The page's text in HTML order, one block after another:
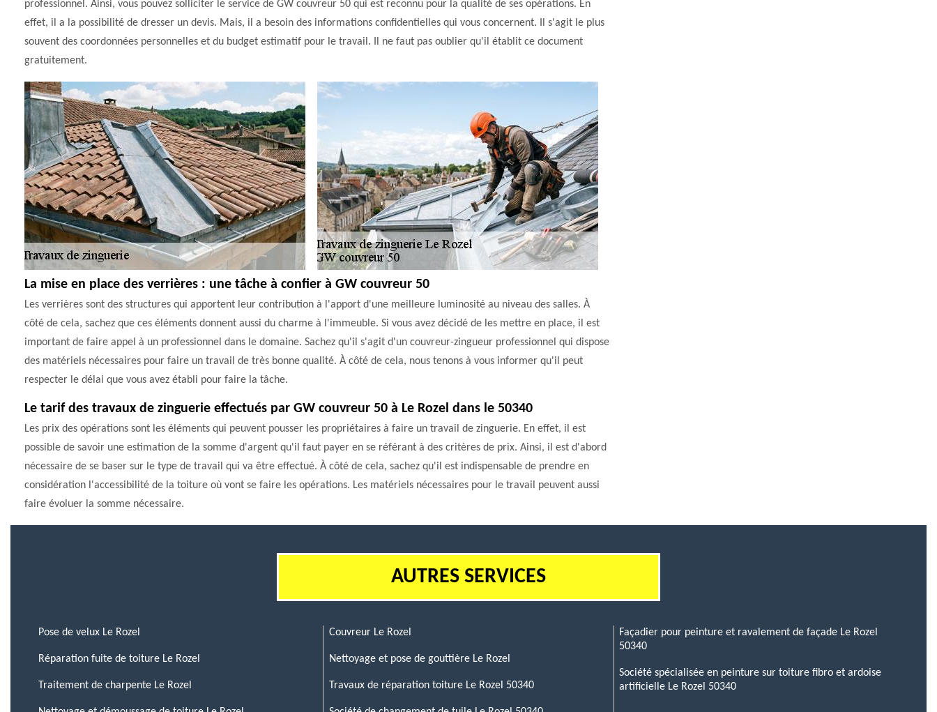
professionnel. Ainsi, vous pouvez solliciter le service de GW couvreur 50 qui est reconnu pour la qualité de ses opérations. En
effet, il a la possibilité de dresser un devis. Mais, il a besoin des informations confidentielles qui vous concernent. Il s'agit le plus
souvent des coordonnées personnelles et du budget estimatif pour le travail. Il ne faut pas oublier qu'il établit ce document
gratuitement.
La mise en place des verrières : une tâche à confier à GW couvreur 50
Les verrières sont des structures qui apportent leur contribution à l'apport d'une meilleure luminosité au niveau des salles. À
côté de cela, sachez que ces éléments donnent aussi du charme à l'immeuble. Si vous avez décidé de les mettre en place, il est
important de faire appel à un professionnel dans le domaine. Sachez qu'il s'agit d'un couvreur-zingueur professionnel qui dispose
des matériels nécessaires pour faire un travail de très bonne qualité. À côté de cela, nous tenons à vous informer qu'il peut
respecter le délai que vous avez établi pour faire la tâche.
Le tarif des travaux de zinguerie effectués par GW couvreur 50 à Le Rozel dans le 50340
Les prix des opérations sont les éléments qui peuvent pousser les propriétaires à faire un travail de zinguerie. En effet, il est
possible de savoir une estimation de la somme d'argent qu'il faut payer en se référant à des critères de prix. Ainsi, il est d'abord
nécessaire de se baser sur le type de travail qui va être effectué. À côté de cela, sachez qu'il est indispensable de prendre en
considération l'accessibilité de la toiture où vont se faire les opérations. Les matériels nécessaires pour le travail peuvent aussi
faire évoluer la somme nécessaire.
AUTRES SERVICES
Pose de velux Le Rozel
Réparation fuite de toiture Le Rozel
Traitement de charpente Le Rozel
Couvreur Le Rozel
Nettoyage et pose de gouttière Le Rozel
Travaux de réparation toiture Le Rozel 50340
Façadier pour peinture et ravalement de façade Le Rozel
50340
Société spécialisée en peinture sur toiture fibro et ardoise
artificielle Le Rozel 50340